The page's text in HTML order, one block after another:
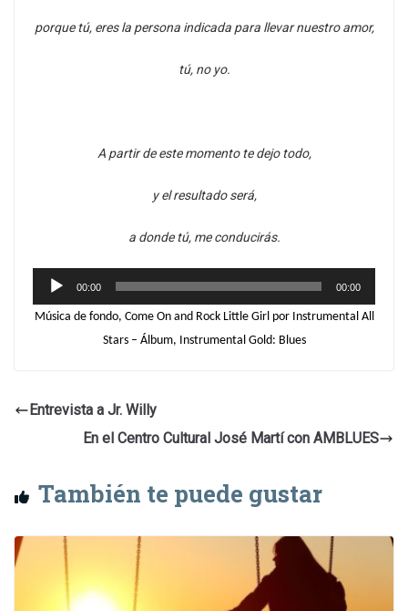
porque tú, eres la persona indicada para llevar nuestro amor,
tú, no yo.
A partir de este momento te dejo todo,
y el resultado será,
a donde tú, me conducirás.
Reproductor
de
00:00 00:00
Música de fondo, Come On and Rock Little Girl por Instrumental All
Stars – Álbum, Instrumental Gold: Blues
Entrevista a Jr. Willy
En el Centro Cultural José Martí con AMBLUES
También te puede gustar